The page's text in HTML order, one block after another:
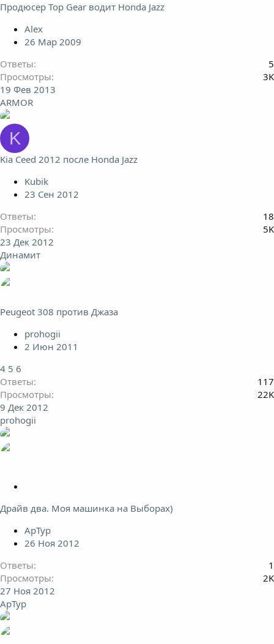
Продюсер Top Gear водит Honda Jazz
Alex
26 Мар 2009
Ответы
5
Просмотры
3K
19 Фев 2013
ARMOR
K
Kia Ceed 2012 после Honda Jazz
Kubik
23 Сен 2012
Ответы
18
Просмотры
5K
23 Дек 2012
Динамит
Peugeot 308 против Джаза
prohogii
2 Июн 2011
4 5 6
Ответы
117
Просмотры
22K
9 Дек 2012
prohogii
к
ы
т
а
Драйв два. Моя машинка на Выборах)
АрТур
26 Ноя 2012
Ответы
1
Просмотры
2K
27 Ноя 2012
АрТур